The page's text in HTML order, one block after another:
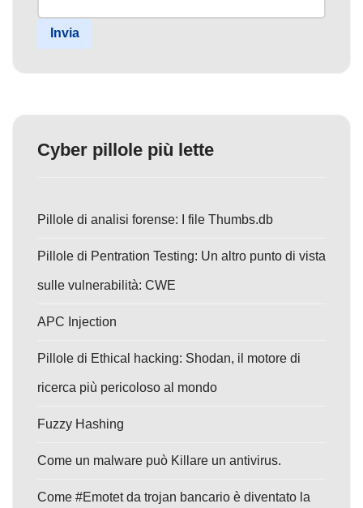
Invia
Cyber pillole più lette
Pillole di analisi forense: I file Thumbs.db
Pillole di Pentration Testing: Un altro punto di vista
sulle vulnerabilità: CWE
APC Injection
Pillole di Ethical hacking: Shodan, il motore di
ricerca più pericoloso al mondo
Fuzzy Hashing
Come un malware può Killare un antivirus.
Come #Emotet da trojan bancario è diventato la